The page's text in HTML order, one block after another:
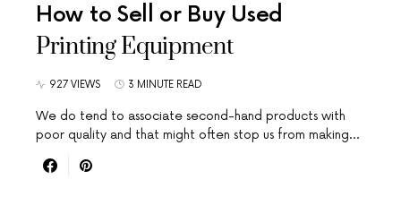
How to Sell or Buy Used
Printing Equipment
927 VIEWS 3 MINUTE READ
We do tend to associate second-hand products with
poor quality and that might often stop us from making…